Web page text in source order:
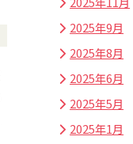
2025年9月
2025年8月
2025年6月
2025年5月
2025年1月